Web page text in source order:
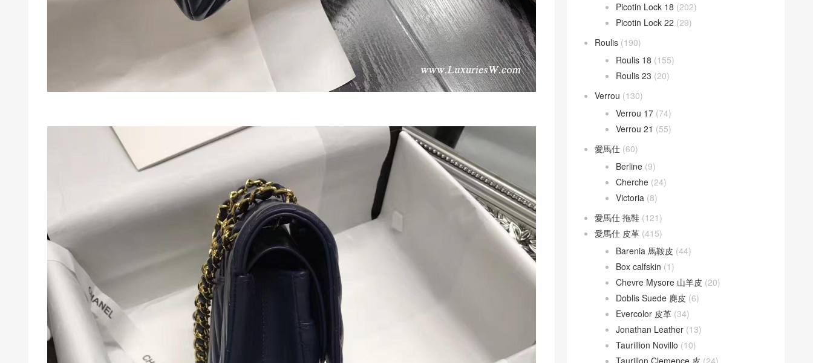
Picotin Lock 18 (202)
Picotin Lock 22 (29)
Roulis (190)
Roulis 18 (155)
Roulis 23 (20)
Verrou (130)
Verrou 17 (74)
Verrou 21 (55)
愛馬仕 (60)
Berline (9)
Cherche (24)
Victoria (8)
愛馬仕 拖鞋 (121)
愛馬仕 皮革 (415)
Barenia 馬鞍皮 (44)
Box calfskin (1)
Chevre Mysore 山羊皮 (20)
Doblis Suede 麂皮 (6)
Evercolor 皮革 (34)
Jonathan Leather (13)
Taurillion Novillo (10)
Taurillon Clemence 皮 (24)